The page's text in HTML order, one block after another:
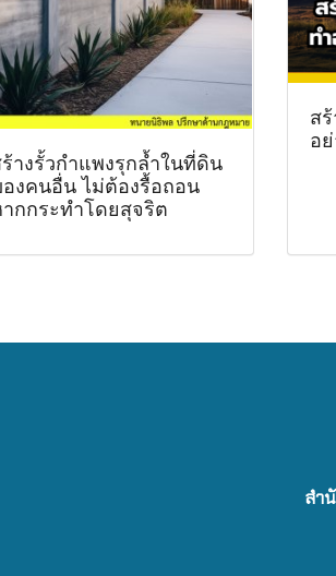
างรั้วกำแพงรุกล้ำในที่ดิน
งคนอื่น ไม่ต้องรื้อถอน
กกระทำโดยสุจริต
ส
อ
สำ